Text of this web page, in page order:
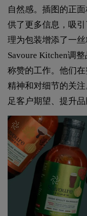
自然感。插图的正
供了更多信息，吸
理为包装增添了一
Savoure Kitchen调
称赞的工作。他们
精神和对细节的关
足客户期望、提升